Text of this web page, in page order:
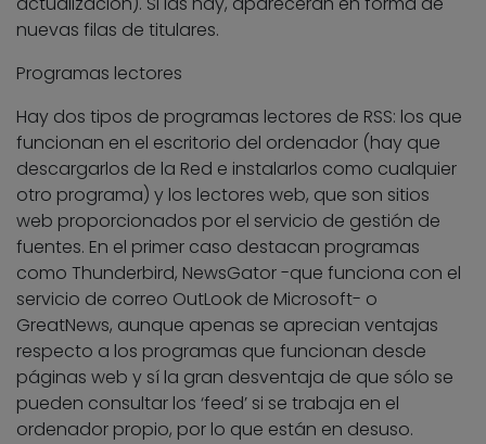
nuevas filas de titulares.
Programas lectores
Hay dos tipos de programas lectores de RSS: los que
funcionan en el escritorio del ordenador (hay que
descargarlos de la Red e instalarlos como cualquier
otro programa) y los lectores web, que son sitios
web proporcionados por el servicio de gestión de
fuentes. En el primer caso destacan programas
como Thunderbird, NewsGator -que funciona con el
servicio de correo OutLook de Microsoft- o
GreatNews, aunque apenas se aprecian ventajas
respecto a los programas que funcionan desde
páginas web y sí la gran desventaja de que sólo se
pueden consultar los ‘feed’ si se trabaja en el
ordenador propio, por lo que están en desuso.